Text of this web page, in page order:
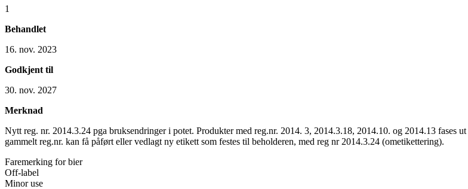
1
Behandlet
16. nov. 2023
Godkjent til
30. nov. 2027
Merknad
Nytt reg. nr. 2014.3.24 pga bruksendringer i potet. Produkter med reg.nr. 2014. 3, 2014.3.18, 2014.10. og 2014.13 fases
gammelt reg.nr. kan få påført eller vedlagt ny etikett som festes til beholderen, med reg nr 2014.3.24 (ometikettering).
Faremerking for bier
Off-label
Minor use